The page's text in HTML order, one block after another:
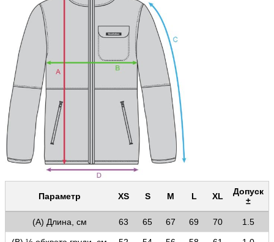
Параметр XS S M L XL
Допуск
±
(A) Длина, см 63 65 67 69 70 1.5